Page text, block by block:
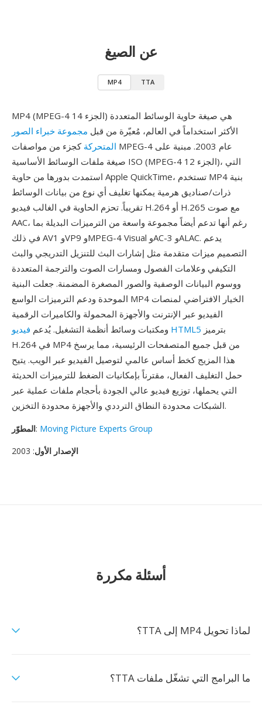
عن الصيغ
MP4 TTA
MP4 (MPEG-4 الجزء 14) هي صيغة حاوية الوسائط المتعددة
الأكثر استخداماً في العالم، مُعيّرة من قبل مجموعة خبراء الصور
المتحركة كجزء من مواصفات MPEG-4 عام 2003. مبنية على
صيغة ملفات الوسائط الأساسية ISO (MPEG-4 الجزء 12)، التي
استمدت بدورها من حاوية Apple QuickTime، تستخدم MP4 بنية
ذرات/صناديق هرمية يمكنها تغليف أي نوع من بيانات الوسائط
تقريباً. تحزم الحاوية في الغالب فيديو H.264 أو H.265 مع صوت
AAC، رغم أنها تدعم أيضاً مجموعة واسعة من الترميزات البديلة بما
في ذلك AV1 وVP9 وMPEG-4 Visual وAC-3 وALAC. يدعم
التصميم ميزات متقدمة مثل إشارات البث للتنزيل التدريجي والبث
التكيفي وعلامات الفصول ومسارات الصوت والترجمة المتعددة
ووسوم البيانات الوصفية والصور المصغرة المضمنة. جعلت البنية
الموحدة ودعم الترميزات الواسع MP4 الخيار الافتراضي لمنصات
الفيديو عبر الإنترنت والأجهزة المحمولة والكاميرات الرقمية
ومكتبات وسائط أنظمة التشغيل. يُدعم فيديو HTML5
H.264 في MP4 من قبل جميع المتصفحات الرئيسية، مما يرسخ
هذا المزيج كخط أساس عالمي لتوصيل الفيديو عبر الويب. يتيح
حمل التغليف الفعال، مقترناً بإمكانيات الضغط للترميزات الحديثة
التي يحملها، توزيع فيديو عالي الجودة بأحجام ملفات عملية عبر
الشبكات محدودة النطاق الترددي والأجهزة محدودة التخزين.
المطوّر: Moving Picture Experts Group
الإصدار الأول: 2003
أسئلة مكررة
لماذا تحويل MP4 إلى TTA؟
ما البرامج التي تشغّل ملفات TTA؟